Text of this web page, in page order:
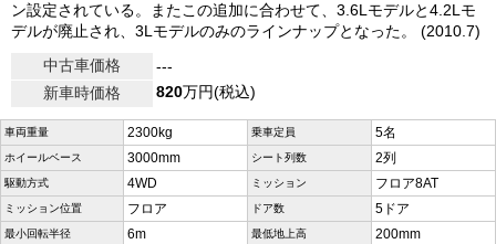
ン設定されている。またこの追加に合わせて、3.6Lモデルと4.2Lモ
デルが廃止され、3Lモデルのみのラインナップとなった。 (2010.7)
中古車価格
---
新車時価格
820万円(税込)
車両重量 2300kg 乗車定員 5名
ホイールベース 3000mm シート列数 2列
駆動方式 4WD ミッション フロア8AT
ミッション位置 フロア ドア数 5ドア
最小回転半径 6m 最低地上高 200mm